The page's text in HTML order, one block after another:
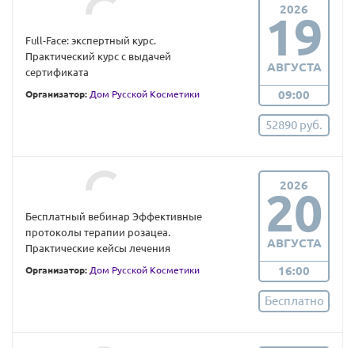
Full-Face: экспертный курс.
Практический курс с выдачей
сертификата
Организатор: Дом Русской Косметики
2026
19
АВГУСТА
09:00
52890 руб.
Бесплатный вебинар Эффективные
протоколы терапии розацеа.
Практические кейсы лечения
Организатор: Дом Русской Косметики
2026
20
АВГУСТА
16:00
Бесплатно